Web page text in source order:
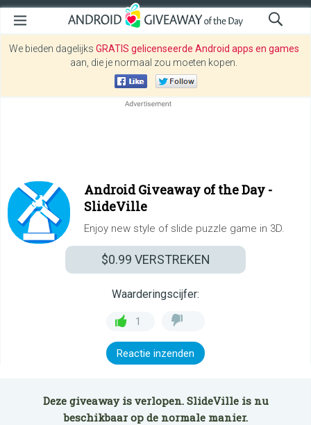
We bieden dagelijks GRATIS gelicenseerde Android apps en games
aan, die je normaal zou moeten kopen.
Android Giveaway of the Day -
SlideVille
Enjoy new style of slide puzzle game in 3D.
$0.99 VERSTREKEN
Waarderingscijfer:
1
Reactie inzenden
Deze giveaway is verlopen. SlideVille is nu
beschikbaar op de normale manier.